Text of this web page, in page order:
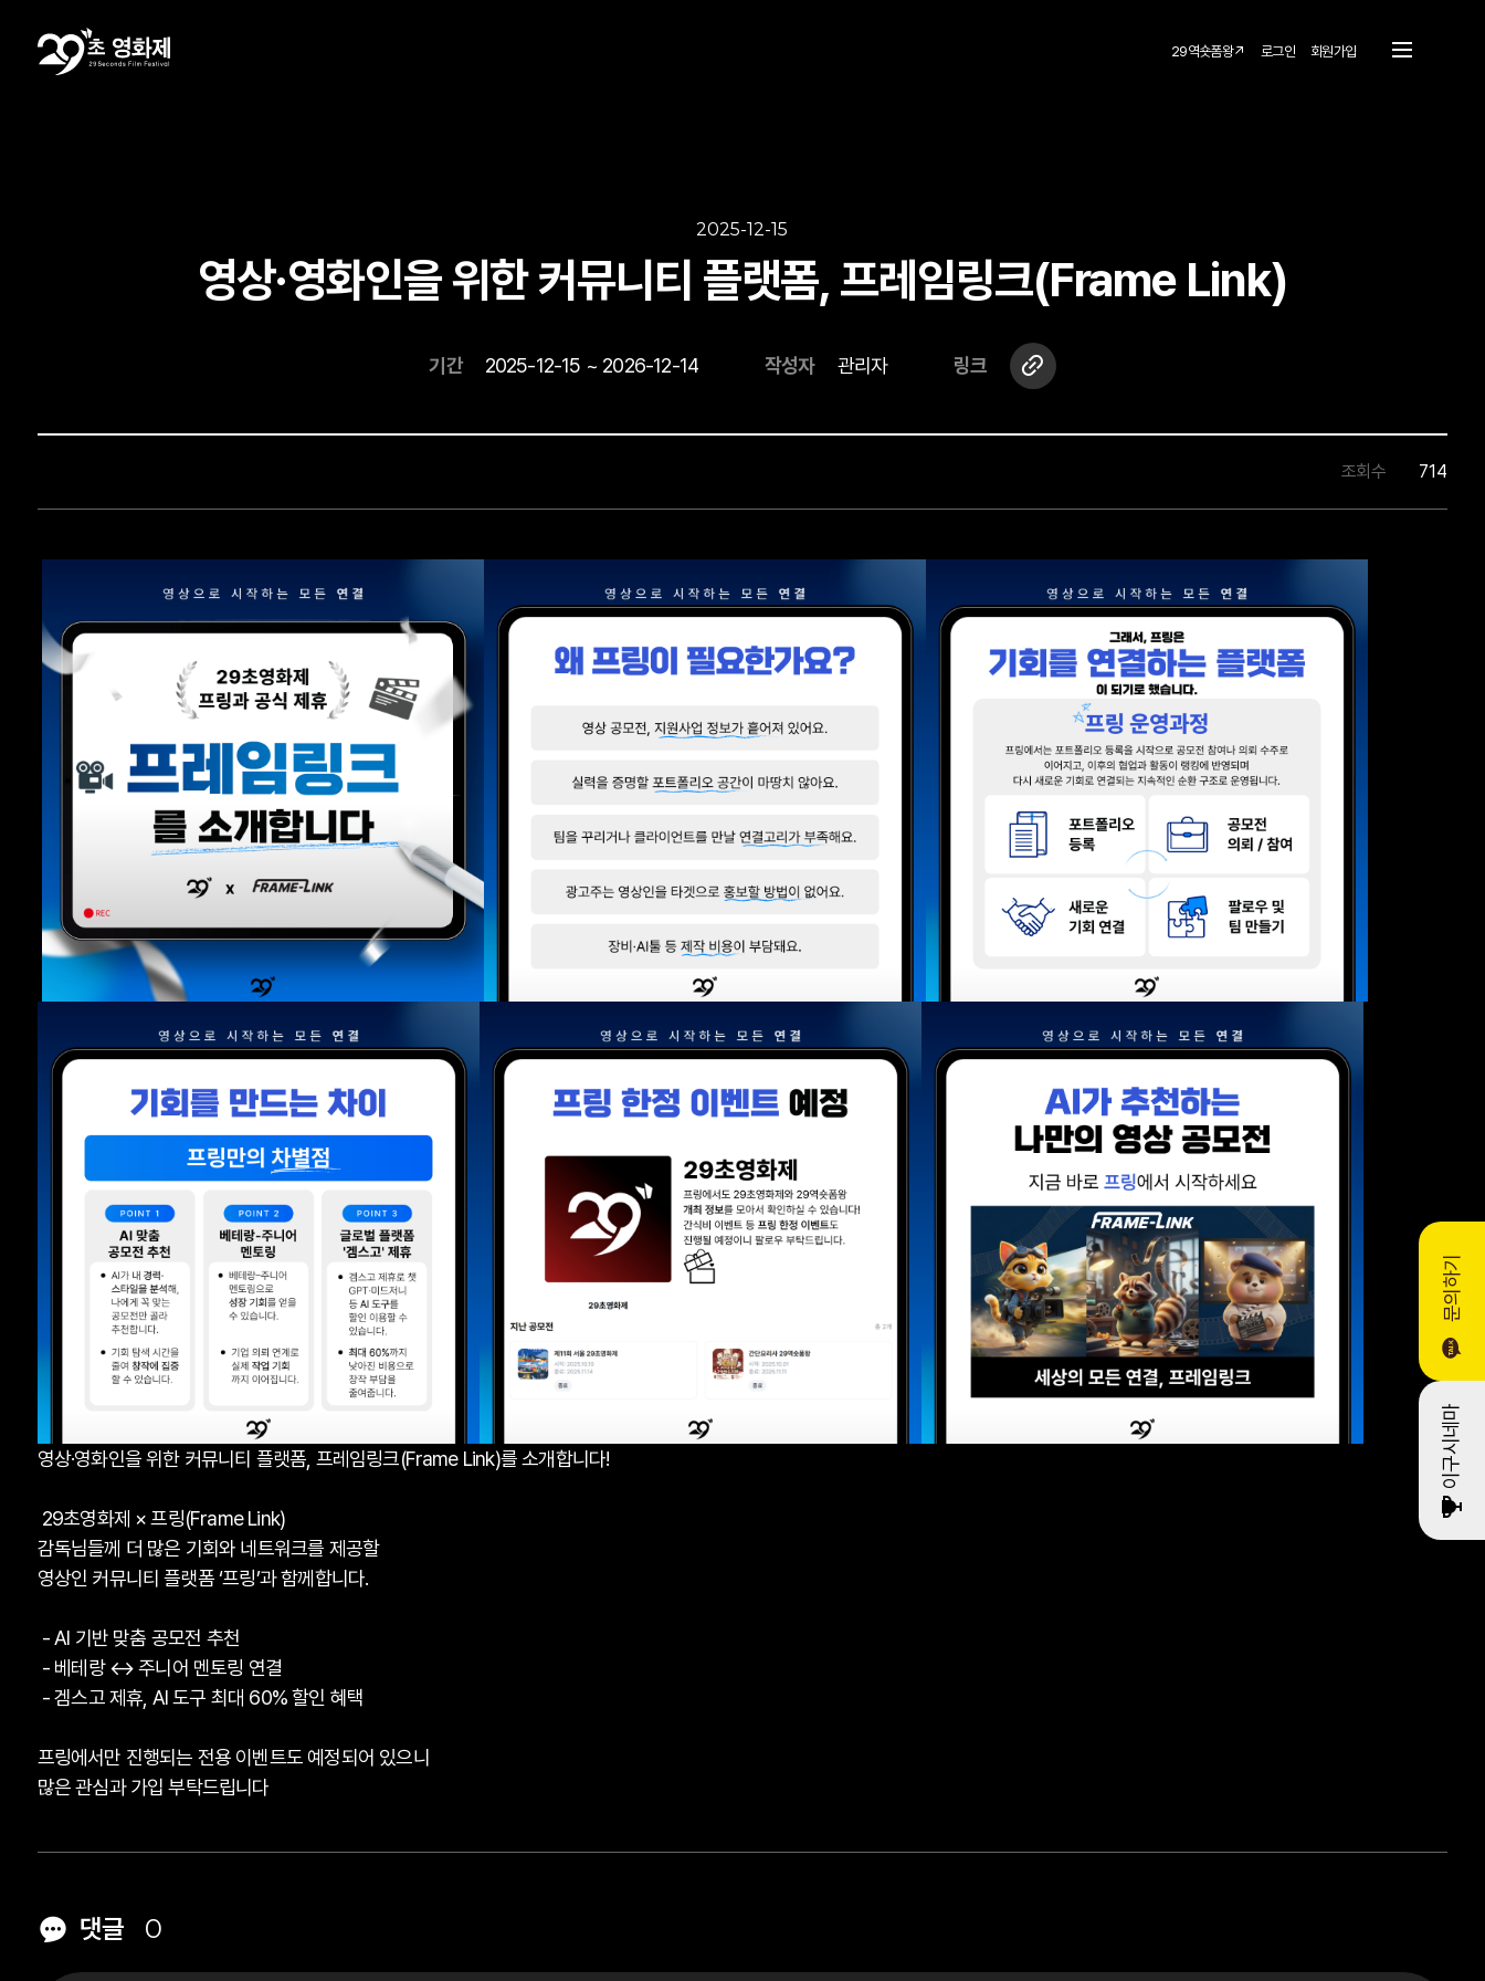
문의하기
이구시네마
29역숏폼왕↗ 로그인 회원가입
2025-12-15
영상·영화인을 위한 커뮤니티 플랫폼, 프레임링크(Frame Link)
기간 2025-12-15 ~ 2026-12-14 작성자 관리자 링크
조회수 714
영상·영화인을 위한 커뮤니티 플랫폼, 프레임링크(Frame Link)를 소개합니다!
29초영화제 × 프링(Frame Link)
감독님들께 더 많은 기회와 네트워크를 제공할
영상인 커뮤니티 플랫폼 ‘프링’과 함께합니다.
- AI 기반 맞춤 공모전 추천
- 베테랑 ↔ 주니어 멘토링 연결
- 겜스고 제휴, AI 도구 최대 60% 할인 혜택
프링에서만 진행되는 전용 이벤트도 예정되어 있으니
많은 관심과 가입 부탁드립니다
댓글 0